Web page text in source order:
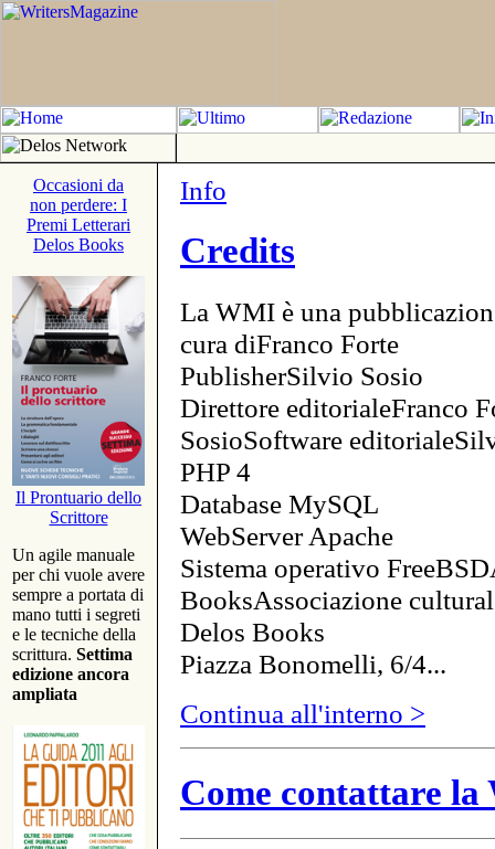
Occasioni da
non perdere: I
Premi Letterari
Delos Books
Il Prontuario dello
Scrittore
Un agile manuale
per chi vuole avere
sempre a portata di
mano tutti i segreti
e le tecniche della
scrittura. Settima
edizione ancora
ampliata
Info
Credits
La WMI è una
cura diFranco Forte
PublisherSilvio Sosio
Direttore editorialeFranco
SosioSoftware
PHP 4
Database MySQL
WebServer Apache
Sistema operativo
BooksAssociazione
Delos Books
Piazza Bonomelli, 6/4...
Continua all'interno >
Come contattare